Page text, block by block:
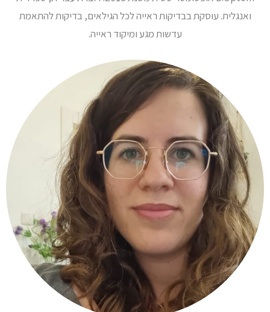
ואנגלית. עוסקת בבדיקות ראייה לכל הגילאים, בדיקות להתאמת
עדשות מגע ומיקוד ראייה.